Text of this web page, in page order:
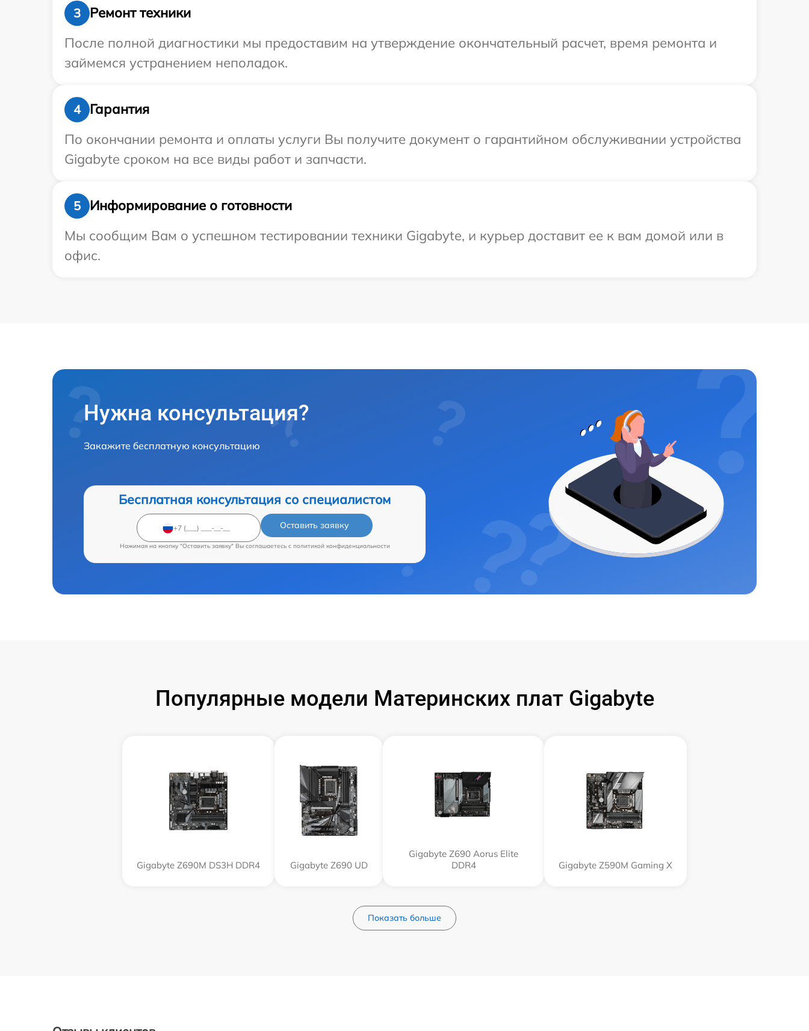
3
Ремонт техники
После полной диагностики мы предоставим на утверждение окончательный расчет, время ремонта и
займемся устранением неполадок.
4
Гарантия
По окончании ремонта и оплаты услуги Вы получите документ о гарантийном обслуживании устройства
Gigabyte сроком на все виды работ и запчасти.
5
Информирование о готовности
Мы сообщим Вам о успешном тестировании техники Gigabyte, и курьер доставит ее к вам домой или в
офис.
Нужна консультация?
Закажите бесплатную консультацию
Бесплатная консультация со специалистом
Оставить заявку
Нажимая на кнопку "Оставить заявку" Вы соглашаетесь c политикой конфиденциальности
Популярные модели Материнских плат Gigabyte
Gigabyte Z690M DS3H DDR4 Gigabyte Z690 UD
Gigabyte Z690 Aorus Elite
DDR4
Gigabyte Z590M Gaming X
Показать больше